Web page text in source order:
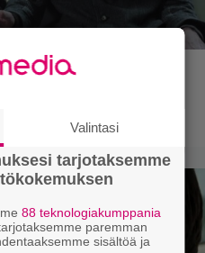
parhaista
8,8
Valintasi
tarjotaksemme
88 teknologiakumppania
paremman
sisältöä ja